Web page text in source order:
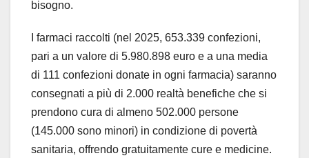
bisogno.
I farmaci raccolti (nel 2025, 653.339 confezioni,
pari a un valore di 5.980.898 euro e a una media
di 111 confezioni donate in ogni farmacia) saranno
consegnati a più di 2.000 realtà benefiche che si
prendono cura di almeno 502.000 persone
(145.000 sono minori) in condizione di povertà
sanitaria, offrendo gratuitamente cure e medicine.